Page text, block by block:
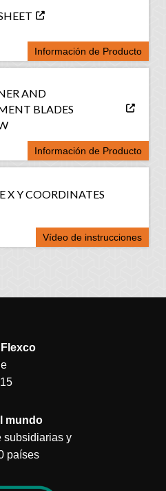
Información de Producto
AND
BLADES
Información de Producto
X Y COORDINATES
Vídeo de instrucciones
mundo
subsidiarias y
países